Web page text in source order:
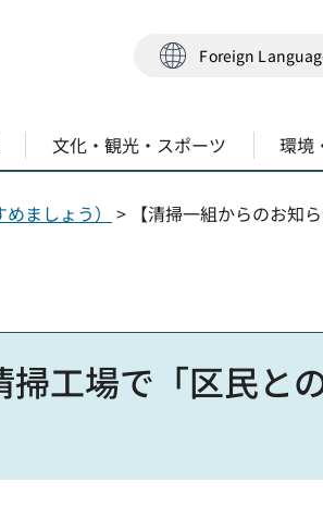
Foreign
文化・観光・スポーツ 環境
ましょう）
> 【清掃一組からのお知
掃工場で「区民と